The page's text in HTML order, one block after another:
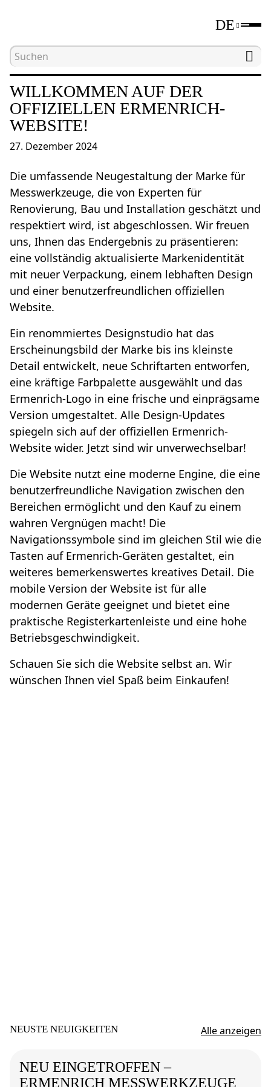
DE
Hauptseite Willkommen auf der
WILLKOMMEN AUF DER
OFFIZIELLEN ERMENRICH-
WEBSITE!
27. Dezember 2024
Die umfassende Neugestaltung der Marke für
Messwerkzeuge, die von Experten für
Renovierung, Bau und Installation geschätzt und
respektiert wird, ist abgeschlossen. Wir freuen
uns, Ihnen das Endergebnis zu präsentieren:
eine vollständig aktualisierte Markenidentität
mit neuer Verpackung, einem lebhaften Design
und einer benutzerfreundlichen offiziellen
Website.
Ein renommiertes Designstudio hat das
Erscheinungsbild der Marke bis ins kleinste
Detail entwickelt, neue Schriftarten entworfen,
eine kräftige Farbpalette ausgewählt und das
Ermenrich-Logo in eine frische und einprägsame
Version umgestaltet. Alle Design-Updates
spiegeln sich auf der offiziellen Ermenrich-
Website wider. Jetzt sind wir unverwechselbar!
Die Website nutzt eine moderne Engine, die eine
benutzerfreundliche Navigation zwischen den
Bereichen ermöglicht und den Kauf zu einem
wahren Vergnügen macht! Die
Navigationssymbole sind im gleichen Stil wie die
Tasten auf Ermenrich-Geräten gestaltet, ein
weiteres bemerkenswertes kreatives Detail. Die
mobile Version der Website ist für alle
modernen Geräte geeignet und bietet eine
praktische Registerkartenleiste und eine hohe
Betriebsgeschwindigkeit.
Schauen Sie sich die Website selbst an. Wir
wünschen Ihnen viel Spaß beim Einkaufen!
NEUSTE NEUIGKEITEN Alle anzeigen